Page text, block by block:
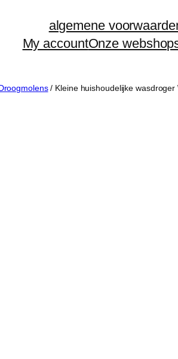
algemene
My accountOnze
/ Kleine huishoudelijke wasdroger